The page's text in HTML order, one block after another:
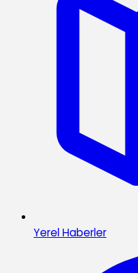
Yerel Haberler